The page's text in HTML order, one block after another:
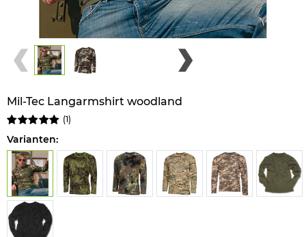
Mil-Tec Langarmshirt woodland
(1 )
Varianten: